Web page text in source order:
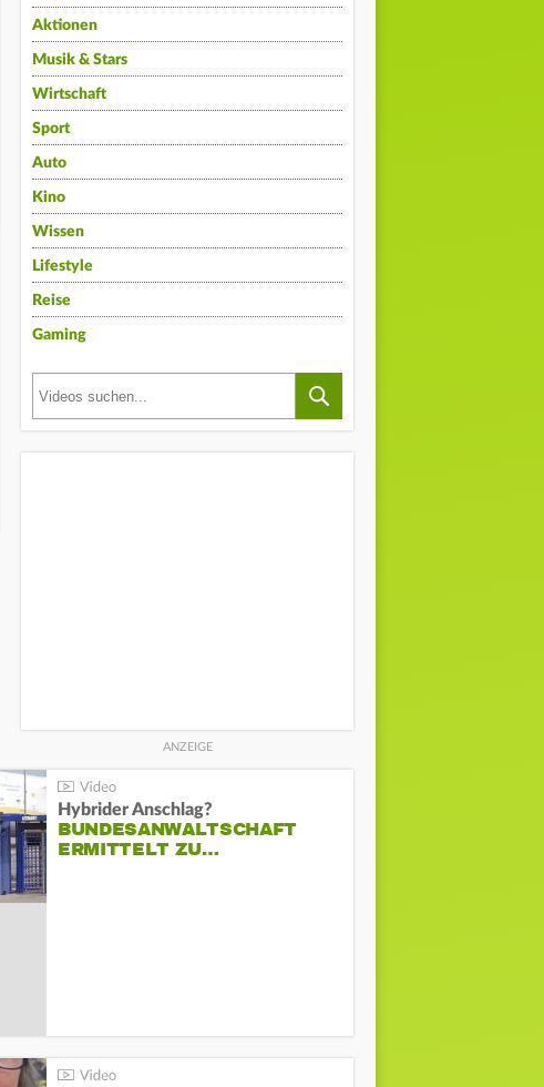
Aktionen
Musik & Stars
Wirtschaft
Sport
Auto
Kino
Wissen
Lifestyle
Reise
Gaming
Hybrider Anschlag?
BUNDESANWALTSCHAFT
ERMITTELT ZU…